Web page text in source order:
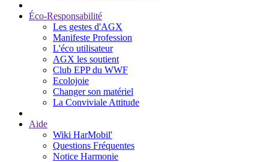
Éco-Responsabilité
Les gestes d'AGX
Manifeste Profession
L'éco utilisateur
AGX les soutient
Club EPP du WWF
Ecolojoie
Changer son matériel
La Conviviale Attitude
Aide
Wiki HarMobil'
Questions Fréquentes
Notice Harmonie